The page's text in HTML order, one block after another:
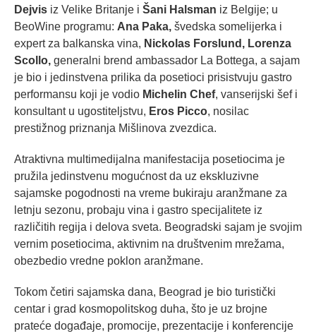
Dejvis iz Velike Britanje i Šani Halsman iz Belgije; u
BeoWine programu: Ana Paka, švedska somelijerka i
expert za balkanska vina, Nickolas Forslund , Lorenza
Scollo, generalni brend ambassador La Bottega, a sajam
je bio i jedinstvena prilika da posetioci prisistvuju gastro
performansu koji je vodio Michelin Chef, vanserijski šef i
konsultant u ugostiteljstvu, Eros Picco, nosilac
prestižnog priznanja Mišlinova zvezdica.
Atraktivna multimedijalna manifestacija posetiocima je
pružila jedinstvenu mogućnost da uz ekskluzivne
sajamske pogodnosti na vreme bukiraju aranžmane za
letnju sezonu, probaju vina i gastro specijalitete iz
različitih regija i delova sveta. Beogradski sajam je svojim
vernim posetiocima, aktivnim na društvenim mrežama,
obezbedio vredne poklon aranžmane.
Tokom četiri sajamska dana, Beograd je bio turistički
centar i grad kosmopolitskog duha, što je uz brojne
prateće događaje, promocije, prezentacije i konferencije